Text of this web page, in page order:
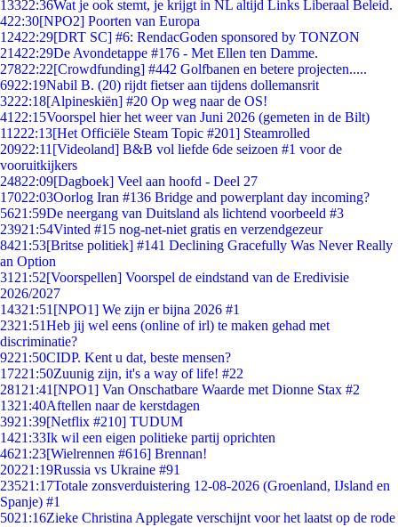
13322:36Wat je ook stemt, je krijgt in NL altijd Links Liberaal Beleid.
422:30[NPO2] Poorten van Europa
12422:29[DRT SC] #6: RendacGoden sponsored by TONZON
21422:29De Avondetappe #176 - Met Ellen ten Damme.
27822:22[Crowdfunding] #442 Golfbanen en betere projecten.....
6922:19Nabil B. (20) rijdt fietser aan tijdens dollemansrit
3222:18[Alpineskiën] #20 Op weg naar de OS!
41 22:15Voorspel hier het weer van Juni 2026 (gemeten in de Bilt)
11222:13[Het Officiële Steam Topic #201] Steamrolled
20922:11 [Videoland] B&B vol liefde 6de seizoen #1 voor de
vooruitkijkers
24822:09[Dagboek] Veel aan hoofd - Deel 27
17022:03Oorlog Iran #136 Bridge and powerplant day incoming?
5621:59De neergang van Duitsland als lichtend voorbeeld #3
23921:54Vinted #15 nog-net-niet gratis en verzendgezeur
8421:53[Britse politiek] #141 Declining Gracefully Was Never Really
an Option
31 21:52[Voorspellen] Voorspel de eindstand van de Eredivisie
2026/2027
14321:51 [NPO1] We zijn er bijna 2026 #1
2321:51Heb jij wel eens (online of irl) te maken gehad met
discriminatie?
9221:50CIDP. Kent u dat, beste mensen?
17221:50Zuunig zijn, it's a way of life! #22
281 21:41 [NPO1] Van Onschatbare Waarde met Dionne Stax #2
1321:40Aftellen naar de kerstdagen
3921:39[Netflix #210] TUDUM
1421:33Ik wil een eigen politieke partij oprichten
4621:23[Wielrennen #616] Brennan!
20221:19Russia vs Ukraine #91
23521:17Totale zonsverduistering 12-08-2026 (Groenland, IJsland en
Spanje) #1
5021:16Zieke Christina Applegate verschijnt voor het laatst op de rode